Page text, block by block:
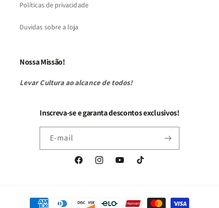
Políticas de privacidade
Duvidas sobre a loja
Nossa Missão!
Levar Cultura ao alcance de todos!
Inscreva-se e garanta descontos exclusivos!
E-mail
FacebookInstagramYouTubeTikTok
Formas